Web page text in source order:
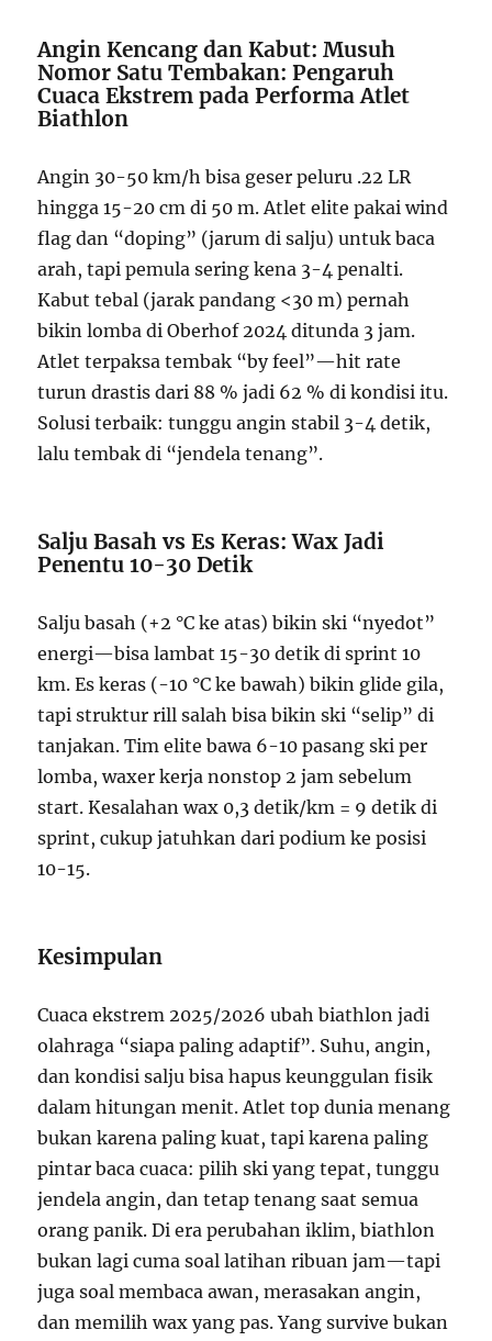
Angin Kencang dan Kabut: Musuh
Nomor Satu Tembakan: Pengaruh
Cuaca Ekstrem pada Performa Atlet
Biathlon
Angin 30-50 km/h bisa geser peluru .22 LR
hingga 15-20 cm di 50 m. Atlet elite pakai wind
flag dan “doping” (jarum di salju) untuk baca
arah, tapi pemula sering kena 3-4 penalti.
Kabut tebal (jarak pandang <30 m) pernah
bikin lomba di Oberhof 2024 ditunda 3 jam.
Atlet terpaksa tembak “by feel”—hit rate
turun drastis dari 88 % jadi 62 % di kondisi itu.
Solusi terbaik: tunggu angin stabil 3-4 detik,
lalu tembak di “jendela tenang”.
Salju Basah vs Es Keras: Wax Jadi
Penentu 10-30 Detik
Salju basah (+2 °C ke atas) bikin ski “nyedot”
energi—bisa lambat 15-30 detik di sprint 10
km. Es keras (-10 °C ke bawah) bikin glide gila,
tapi struktur rill salah bisa bikin ski “selip” di
tanjakan. Tim elite bawa 6-10 pasang ski per
lomba, waxer kerja nonstop 2 jam sebelum
start. Kesalahan wax 0,3 detik/km = 9 detik di
sprint, cukup jatuhkan dari podium ke posisi
10-15.
Kesimpulan
Cuaca ekstrem 2025/2026 ubah biathlon jadi
olahraga “siapa paling adaptif”. Suhu, angin,
dan kondisi salju bisa hapus keunggulan fisik
dalam hitungan menit. Atlet top dunia menang
bukan karena paling kuat, tapi karena paling
pintar baca cuaca: pilih ski yang tepat, tunggu
jendela angin, dan tetap tenang saat semua
orang panik. Di era perubahan iklim, biathlon
bukan lagi cuma soal latihan ribuan jam—tapi
juga soal membaca awan, merasakan angin,
dan memilih wax yang pas. Yang survive bukan